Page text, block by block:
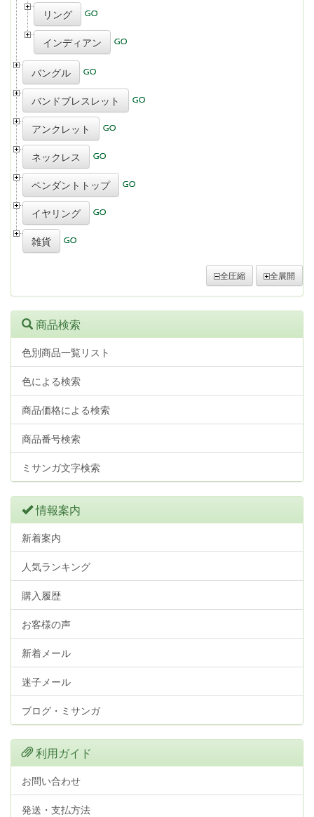
リング
インディアン
バングル
バンドブレスレット
アンクレット
ネックレス
ペンダントトップ
イヤリング
雑貨
全圧縮 全展開
商品検索
色別商品一覧リスト
色による検索
商品価格による検索
商品番号検索
ミサンガ文字検索
情報案内
新着案内
人気ランキング
購入履歴
お客様の声
新着メール
迷子メール
ブログ・ミサンガ
利用ガイド
お問い合わせ
発送・支払方法